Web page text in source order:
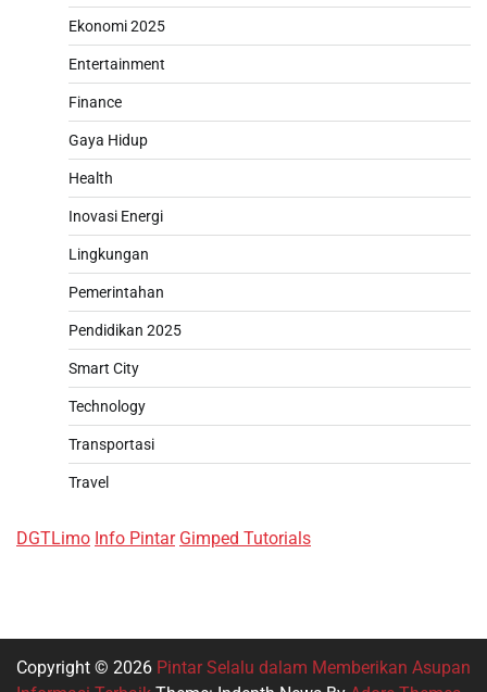
Ekonomi 2025
Entertainment
Finance
Gaya Hidup
Health
Inovasi Energi
Lingkungan
Pemerintahan
Pendidikan 2025
Smart City
Technology
Transportasi
Travel
DGTLimo Info Pintar Gimped Tutorials
Copyright © 2026 Pintar Selalu dalam Memberikan Asupan